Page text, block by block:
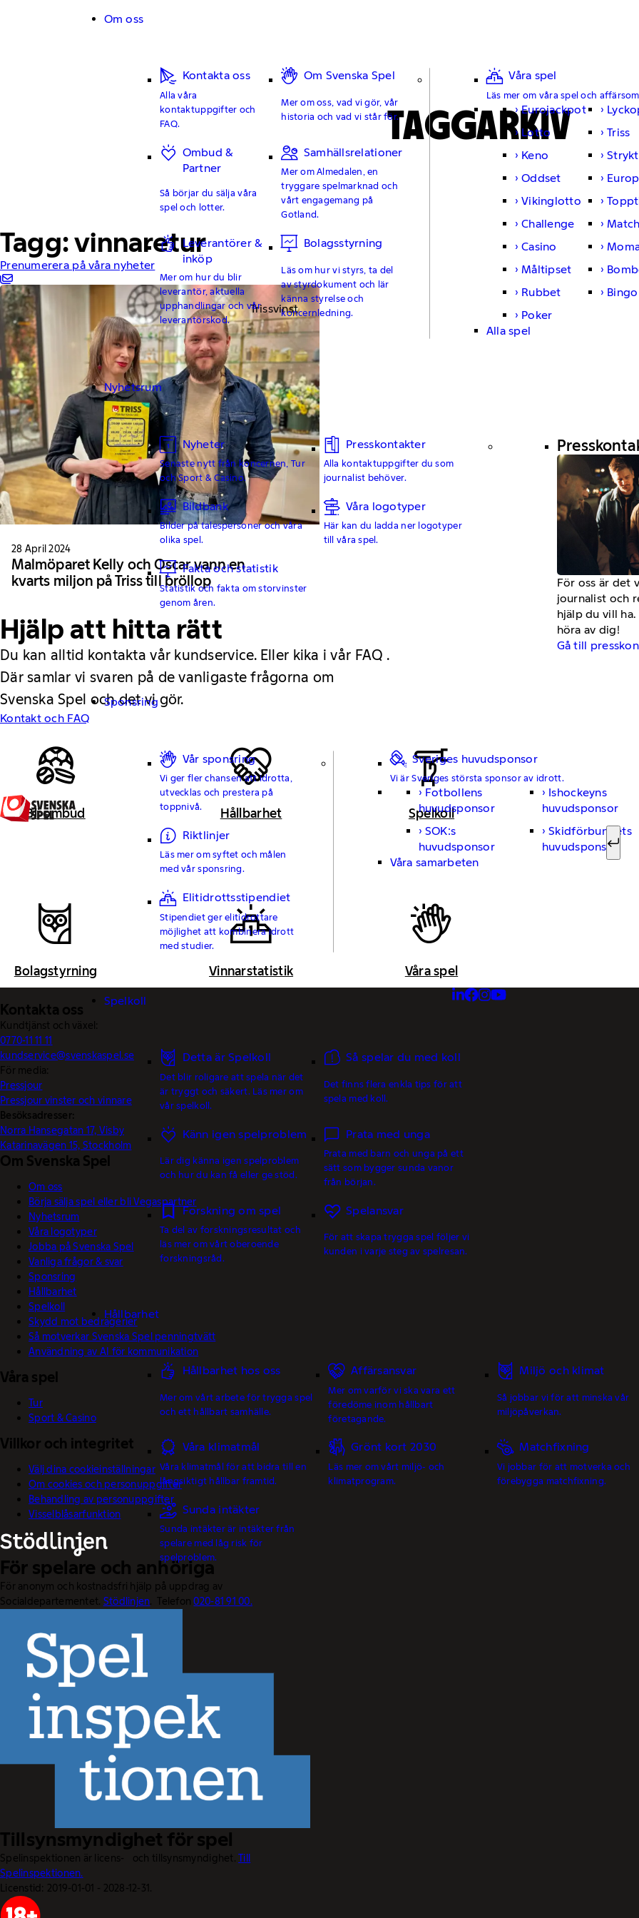
Om oss
Kontakta oss
Alla våra
kontaktuppgifter och
FAQ.
Om Svenska Spel
Mer om oss, vad vi gör, vår
historia och vad vi står för.
Ombud &
Partner
Så börjar du sälja våra
spel och lotter.
Samhällsrelationer
Mer om Almedalen, en
tryggare spelmarknad och
vårt engagemang på
Gotland.
Leverantörer &
inköp
Mer om hur du blir
leverantör, aktuella
upphandlingar och vår
leverantörskod.
Bolagsstyrning
Läs om hur vi styrs, ta del
av styrdokument och lär
känna styrelse och
koncernledning.
Våra spel
Läs mer om våra spel och
Eurojackpot
Lotto
Triss
Keno
Oddset
Vikinglotto
Challenge
Casino
Måltipset
Rubbet
Bingo
Poker
Alla spel
Nyhetsrum
Nyheter
Senaste nytt från koncernen, Tur
och Sport & Casino.
Presskontakter
Alla kontaktuppgifter du som
journalist behöver.
Bildbank
Bilder på talespersoner och våra
olika spel.
Våra logotyper
Här kan du ladda ner logotyper
till våra spel.
Fakta och statistik
Statistik och fakta om storvinster
genom åren.
För oss är det
journalist och
hjälp du vill
höra av dig!
Gå till
Sponsring
Vår sponsring
Vi ger fler chansen att idrotta,
utvecklas och prestera på
toppnivå.
Riktlinjer
Läs mer om syftet och målen
med vår sponsring.
Elitidrottsstipendiet
Stipendiet ger elitidrottare
möjlighet att kombinera idrott
med studier.
Sveriges huvudsponsor
Vi är Sveriges största sponsor av idrott.
Fotbollens
huvudsponsor
Ishockeyns
huvudsponsor
SOK:s
huvudsponsor
Skidförbundets
huvudsponsor
Våra samarbeten
Spelkoll
Detta är Spelkoll
Det blir roligare att spela när det
är tryggt och säkert. Läs mer om
vår spelkoll.
Så spelar du med koll
Det finns flera enkla tips för att
spela med koll.
Känn igen spelproblem
Lär dig känna igen spelproblem
och hur du kan få eller ge stöd.
Prata med unga
Prata med barn och unga på ett
sätt som bygger sunda vanor
från början.
Forskning om spel
Ta del av forskningsresultat och
läs mer om vårt oberoende
forskningsråd.
Spelansvar
För att skapa trygga spel följer vi
kunden i varje steg av spelresan.
Hållbarhet
Hållbarhet hos oss
Mer om vårt arbete för trygga spel
och ett hållbart samhälle.
Affärsansvar
Mer om varför vi ska vara ett
föredöme inom hållbart
företagande.
Miljö och klimat
Så jobbar vi för att minska vår
miljöpåverkan.
Våra klimatmål
Våra klimatmål för att bidra till en
långsiktigt hållbar framtid.
Grönt kort 2030
Läs mer om vårt miljö- och
klimatprogram.
Matchfixning
Vi jobbar för att motverka och
förebygga matchfixning.
Sunda intäkter
Sunda intäkter är intäkter från
spelare med låg risk för
spelproblem.
Sök
TAGGARKIV
Tagg: vinnaretur
Prenumerera på våra nyheter
Trissvinst
28 April 2024
Malmöparet Kelly och Oscar vann en
kvarts miljon på Triss till bröllop
Hjälp att hitta rätt
Du kan alltid kontakta vår kundservice. Eller kika i vår FAQ .
Där samlar vi svaren på de vanligaste frågorna om
Svenska Spel och det vi gör.
Kontakt och FAQ
Bli ombud Hållbarhet Spelkoll
Bolagstyrning Vinnarstatistik Våra spel
Kontakta oss
Kundtjänst och växel:
0770-11 11 11
kundservice@svenskaspel.se
För media:
Pressjour
Pressjour vinster och vinnare
Besöksadresser:
Norra Hansegatan 17, Visby
Katarinavägen 15, Stockholm
Om Svenska Spel
Om oss
Börja sälja spel eller bli Vegaspartner
Nyhetsrum
Våra logotyper
Jobba på Svenska Spel
Vanliga frågor & svar
Sponsring
Hållbarhet
Spelkoll
Skydd mot bedrägerier
Så motverkar Svenska Spel penningtvätt
Användning av AI för kommunikation
Våra spel
Tur
Sport & Casino
Villkor och integritet
Välj dina cookieinställningar
Om cookies och personuppgifter
Behandling av personuppgifter
Visselblåsarfunktion
För spelare och anhöriga
För anonym och kostnadsfri hjälp på uppdrag av
Socialdepartementet. Stödlinjen . Telefon020-81 91 00.
Tillsynsmyndighet för spel
Spelinspektionen är licens- och tillsynsmyndighet.Till
Spelinspektionen.
Licenstid: 2019-01-01 - 2028-12-31.